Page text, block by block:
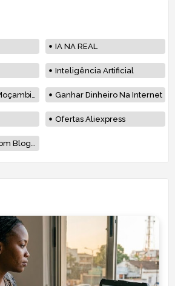
IA NA REAL
Inteligência Artificial
Ganhar Dinheiro Na Internet
Ofertas Aliexpress